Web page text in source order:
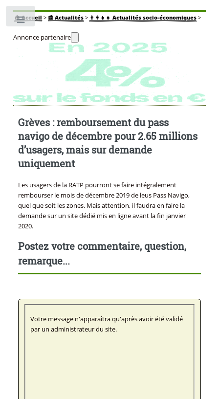
🏠Accueil > 📰 Actualités> 👨‍👩‍👧‍👧 Actualités socio-économiques>
Annonce partenaire
Grèves : remboursement du pass
navigo de décembre pour 2.65 millions
d’usagers, mais sur demande
uniquement
Les usagers de la RATP pourront se faire intégralement
rembourser le mois de décembre 2019 de leus Pass Navigo,
quel que soit les zones. Mais attention, il faudra en faire la
demande sur un site dédié mis en ligne avant la fin janvier
2020.
Postez votre commentaire, question,
remarque...
Votre message n'apparaîtra qu'après avoir été validé
par un administrateur du site.
Toggle